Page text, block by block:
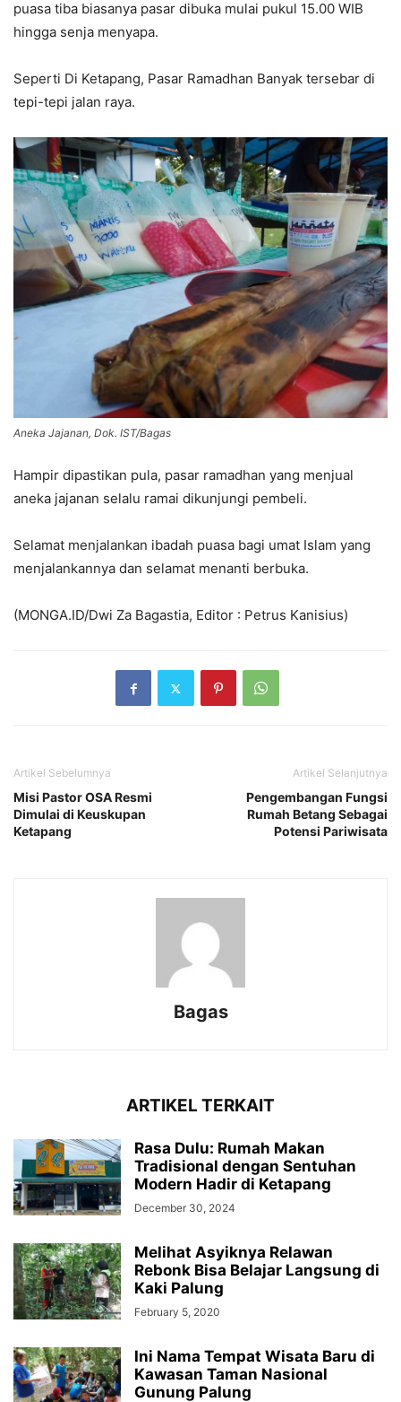
puasa tiba biasanya pasar dibuka mulai pukul 15.00 WIB
hingga senja menyapa.
Seperti Di Ketapang, Pasar Ramadhan Banyak tersebar di
tepi-tepi jalan raya.
Aneka Jajanan, Dok. IST/Bagas
Hampir dipastikan pula, pasar ramadhan yang menjual
aneka jajanan selalu ramai dikunjungi pembeli.
Selamat menjalankan ibadah puasa bagi umat Islam yang
menjalankannya dan selamat menanti berbuka.
(MONGA.ID/Dwi Za Bagastia, Editor : Petrus Kanisius)
Artikel Sebelumnya
Misi Pastor OSA Resmi
Dimulai di Keuskupan
Ketapang
Artikel Selanjutnya
Pengembangan Fungsi
Rumah Betang Sebagai
Potensi Pariwisata
Bagas
ARTIKEL TERKAIT
Rasa Dulu: Rumah Makan
Tradisional dengan Sentuhan
Modern Hadir di Ketapang
December 30, 2024
Melihat Asyiknya Relawan
Rebonk Bisa Belajar Langsung di
Kaki Palung
February 5, 2020
Ini Nama Tempat Wisata Baru di
Kawasan Taman Nasional
Gunung Palung